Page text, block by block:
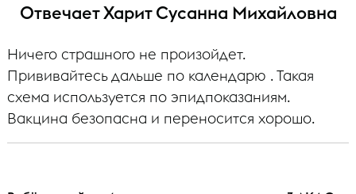
Отвечает Харит Сусанна Михайловна
Ничего страшного не произойдет.
Прививайтесь дальше по календарю . Такая
схема используется по эпидпоказаниям.
Вакцина безопасна и переносится хорошо.